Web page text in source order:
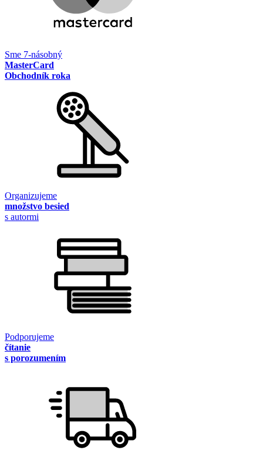
Sme 7-násobný
MasterCard
Obchodník roka
Organizujeme
množstvo besied
s autormi
Podporujeme
čítanie
s porozumením